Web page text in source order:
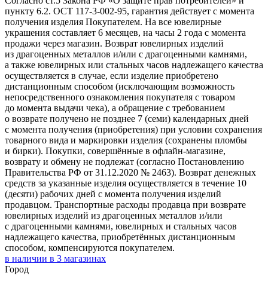
пункту 6.2. ОСТ 117-3-002-95, гарантия действует с момента
получения изделия Покупателем. На все ювелирные
украшения составляет 6 месяцев, на часы 2 года с момента
продажи через магазин. Возврат ювелирных изделий
из драгоценных металлов и/или с драгоценными камнями,
а также ювелирных или стальных часов надлежащего качества
осуществляется в случае, если изделие приобретено
дистанционным способом (исключающим возможность
непосредственного ознакомления покупателя с товаром
до момента выдачи чека), а обращение с требованием
о возврате получено не позднее 7 (семи) календарных дней
с момента получения (приобретения) при условии сохранения
товарного вида и маркировки изделия (сохранены пломбы
и бирки). Покупки, совершённые в офлайн-магазине,
возврату и обмену не подлежат (согласно Постановлению
Правительства РФ от 31.12.2020 № 2463). Возврат денежных
средств за указанные изделия осуществляется в течение 10
(десяти) рабочих дней с момента получения изделий
продавцом. Транспортные расходы продавца при возврате
ювелирных изделий из драгоценных металлов и/или
с драгоценными камнями, ювелирных и стальных часов
надлежащего качества, приобретённых дистанционным
способом, компенсируются покупателем.
в наличии в 3 магазинах
Город